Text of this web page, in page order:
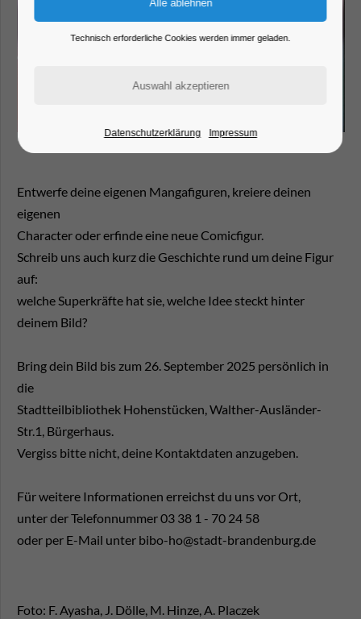
Entwerfe deine eigenen Mangafiguren, kreiere deinen
eigenen
Character oder erfinde eine neue Comicfigur.
Schreib uns auch kurz die Geschichte rund um deine Figur
auf:
welche Superkräfte hat sie, welche Idee steckt hinter
deinem Bild?
Bring dein Bild bis zum 26. September 2025 persönlich in
die
Stadtteilbibliothek Hohenstücken, Walther-Ausländer-
Str.1, Bürgerhaus.
Vergiss bitte nicht, deine Kontaktdaten anzugeben.
Für weitere Informationen erreichst du uns vor Ort,
unter der Telefonnummer 03 38 1 - 70 24 58
oder per E-Mail unter bibo-ho@stadt-brandenburg.de
Foto: F. Ayasha, J. Dölle, M. Hinze, A. Placzek
Technisch erforderliche Cookies werden immer geladen.
Datenschutzerklärung Impressum